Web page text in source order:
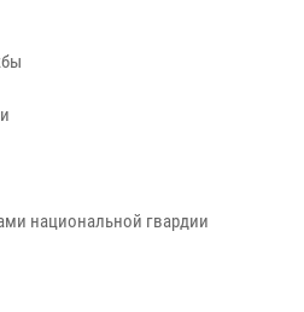
национальной гвардии